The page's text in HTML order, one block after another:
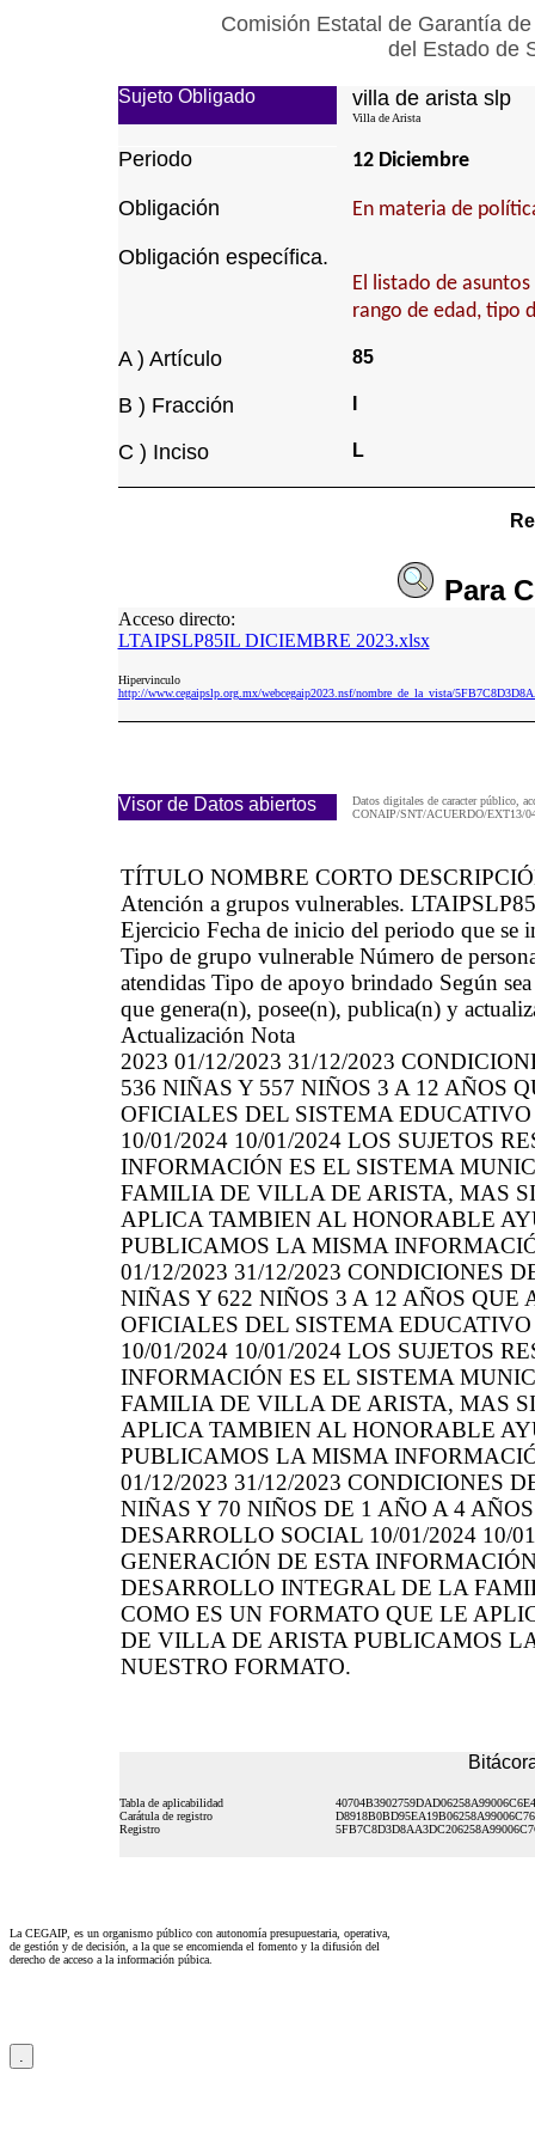
Comisión Estatal de Garantía
del Estado de
Sujeto Obligado villa de arista slp
Villa de Arista
Periodo 12 Diciembre
Obligación En materia de
Obligación específica.
El listado de
rango de edad, tipo
A ) Artículo 85
B ) Fracción
C ) Inciso L
Para
Acceso directo:
LTAIPSLP85IL DICIEMBRE 2023.xlsx
Hipervinculo
http://www.cegaipslp.org.mx/webcegaip2023.nsf/nombre_de_la_vista/
Visor de Datos abiertos
Datos digitales de caracter público,
CONAIP/SNT/ACUERDO/EXT13/
TÍTULO NOMBRE CORTO
Atención a grupos vulnerables.
Ejercicio Fecha de inicio del periodo que se
Tipo de grupo vulnerable Número de
atendidas Tipo de apoyo brindado Según
que genera(n), posee(n), publica(n) y
Actualización Nota
2023 01/12/2023 31/12/2023
536 NIÑAS Y 557 NIÑOS 3 A 12 AÑOS
OFICIALES DEL SISTEMA
10/01/2024 10/01/2024 LOS SUJETOS
INFORMACIÓN ES EL SISTEMA
FAMILIA DE VILLA DE ARISTA, MAS
APLICA TAMBIEN AL HONORABLE
PUBLICAMOS LA MISMA
01/12/2023 31/12/2023 CONDICIONES
NIÑAS Y 622 NIÑOS 3 A 12 AÑOS
OFICIALES DEL SISTEMA
10/01/2024 10/01/2024 LOS SUJETOS
INFORMACIÓN ES EL SISTEMA
FAMILIA DE VILLA DE ARISTA, MAS
APLICA TAMBIEN AL HONORABLE
PUBLICAMOS LA MISMA
01/12/2023 31/12/2023 CONDICIONES
NIÑAS Y 70 NIÑOS DE 1 AÑO A 4
DESARROLLO SOCIAL 10/01/2024 10/
GENERACIÓN DE ESTA
DESARROLLO INTEGRAL DE LA
COMO ES UN FORMATO QUE LE
DE VILLA DE ARISTA PUBLICAMOS
NUESTRO FORMATO.
Tabla de aplicabilidad
Carátula de registro
Registro
La CEGAIP, es un organismo público con autonomía presupuestaria, operativa,
de gestión y de decisión, a la que se encomienda el fomento y la difusión del
derecho de acceso a la información púbica.